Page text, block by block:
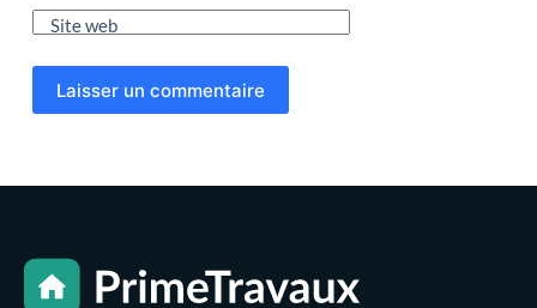
Site web
Laisser un commentaire